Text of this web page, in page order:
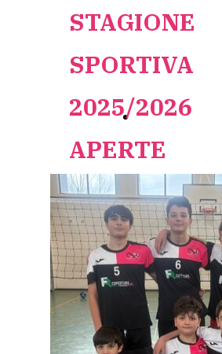
STAGIONE
SPORTIVA
2025/2026
APERTE
ISCRIVITI ORA